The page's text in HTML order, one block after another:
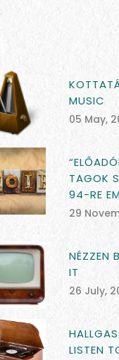
MUSIC
05 May,
TAGOK
94-RE
29
NÉZZEN
IT
26 July,
LISTEN